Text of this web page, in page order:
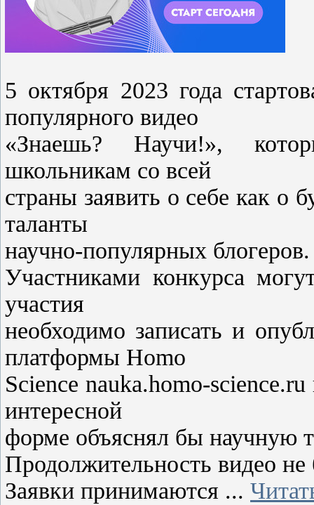
5 октября 2023 года
популярного видео
«Знаешь? Научи!»,
школьникам со всей
страны заявить о себе как о
таланты
научно-популярных блогеров.
Участниками конкурса
участия
необходимо записать и
платформы Homo
Science nauka.homo-
интересной
форме объяснял бы научную
Продолжительность видео не
Заявки принимаются ...